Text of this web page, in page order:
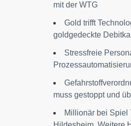
mit der WTG
Gold trifft
goldgedeckte
Stressfreie
muss gestoppt und
Millionär bei Spiel